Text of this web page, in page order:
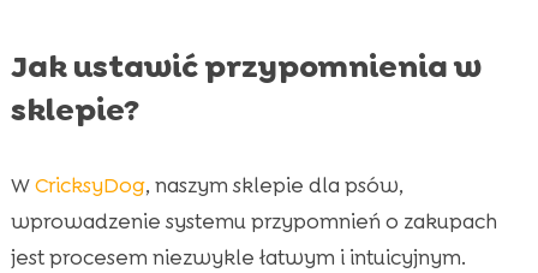
Jak ustawić przypomnienia w
sklepie?
WCricksyDog, naszym sklepie dla psów,
wprowadzenie systemu przypomnień o zakupach
jest procesem niezwykle łatwym i intuicyjnym.